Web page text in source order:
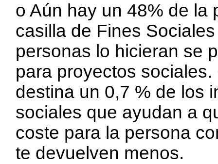
o Aún hay un 48% de la
casilla de Fines
personas lo hicieran se
para proyectos
destina un 0,7 % de los
sociales que ayudan a
coste para la persona
te devuelven menos.